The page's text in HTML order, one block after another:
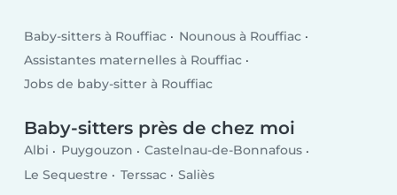
Baby-sitters à Rouffiac
Nounous à Rouffiac
Assistantes maternelles à Rouffiac
Jobs de baby-sitter à Rouffiac
Baby-sitters près de chez moi
Albi Puygouzon
Castelnau-de-Bonnafous
Le Sequestre
Terssac Saliès